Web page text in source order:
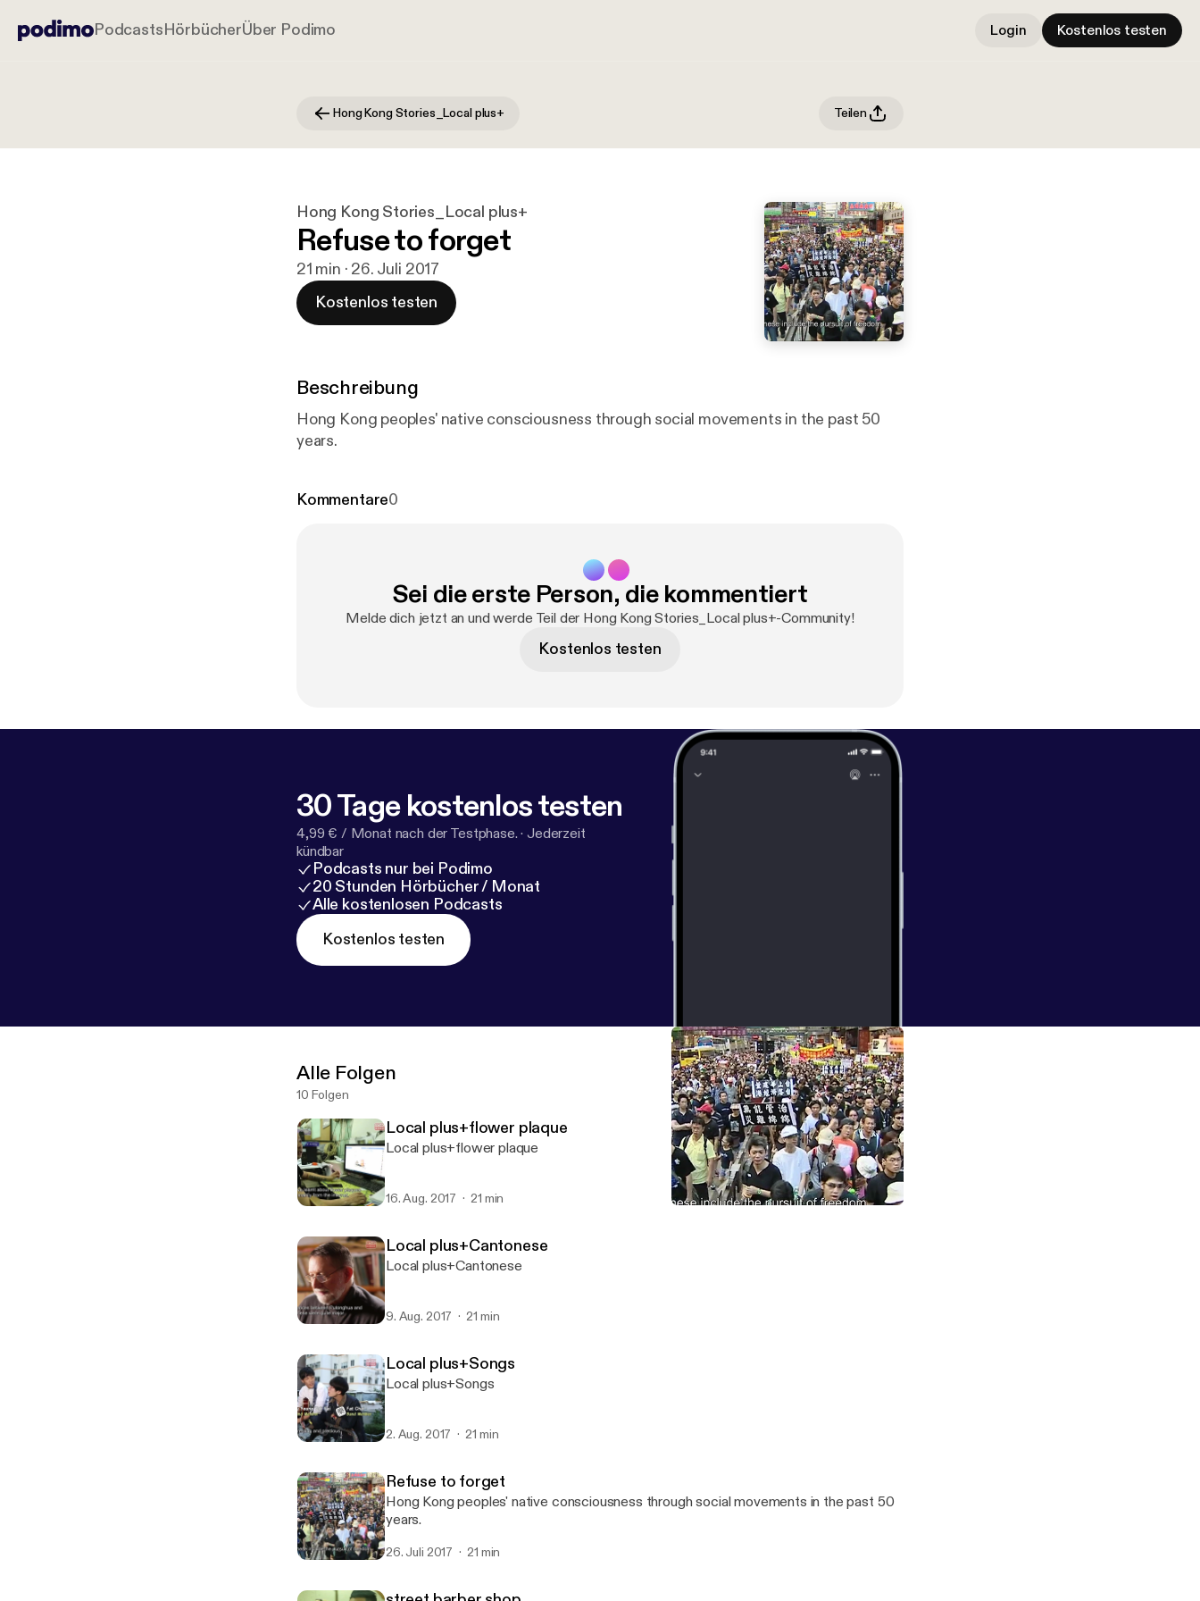
PodcastsHörbücherÜber Podimo Login Kostenlos testen
Hong Kong Stories_Local plus+ Teilen
Hong Kong Stories_Local plus+
Refuse to forget
21 min · 26. Juli 2017
Kostenlos testen
Beschreibung
Hong Kong peoples' native consciousness through social movements in the past 50
years.
Kommentare0
Sei die erste Person, die kommentiert
Melde dich jetzt an und werde Teil der Hong Kong Stories_Local plus+-Community!
Kostenlos testen
30 Tage kostenlos testen
4,99 € / Monat nach der Testphase. · Jederzeit
kündbar
Podcasts nur bei Podimo
20 Stunden Hörbücher / Monat
Alle kostenlosen Podcasts
Kostenlos testen
Alle Folgen
10 Folgen
Local plus+flower plaque
Local plus+flower plaque
16. Aug. 2017 21 min
Local plus+Cantonese
Local plus+Cantonese
9. Aug. 2017 21 min
Local plus+Songs
Local plus+Songs
2. Aug. 2017 21 min
Refuse to forget
Hong Kong peoples' native consciousness through social movements in the past 50
years.
26. Juli 2017 21 min